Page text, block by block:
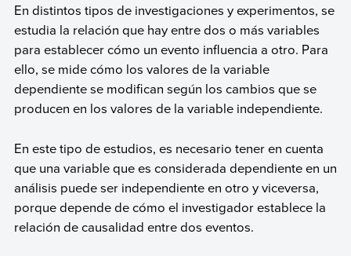
En distintos tipos de investigaciones y experimentos, se
estudia la relación que hay entre dos o más variables
para establecer cómo un evento influencia a otro. Para
ello, se mide cómo los valores de la variable
dependiente se modifican según los cambios que se
producen en los valores de la variable independiente.
En este tipo de estudios, es necesario tener en cuenta
que una variable que es considerada dependiente en un
análisis puede ser independiente en otro y viceversa,
porque depende de cómo el investigador establece la
relación de causalidad entre dos eventos.